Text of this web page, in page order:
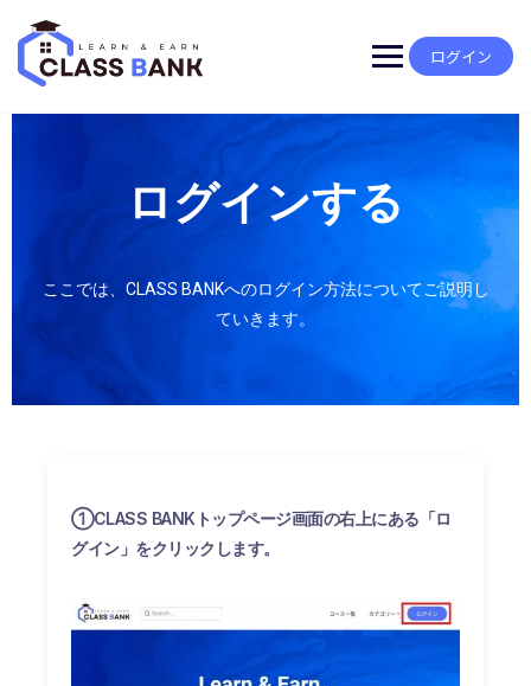
ログイン
ログインする
ここでは、CLASS BANKへのログイン方法についてご説明し
ていきます。
①CLASS BANKトップページ画面の右上にある「ロ
グイン」をクリックします。